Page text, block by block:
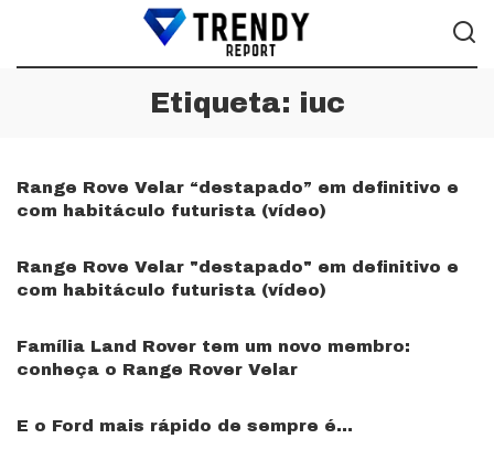
Etiqueta: iuc
Range Rove Velar “destapado” em definitivo e
com habitáculo futurista (vídeo)
Range Rove Velar "destapado" em definitivo e
com habitáculo futurista (vídeo)
Família Land Rover tem um novo membro:
conheça o Range Rover Velar
E o Ford mais rápido de sempre é…